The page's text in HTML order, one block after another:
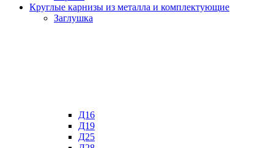
Круглые карнизы из металла и комплектующие
Заглушка
Д16
Д19
Д25